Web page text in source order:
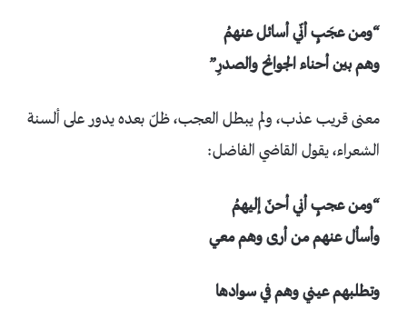
“ومن عجَبٍ أنّي أسائل عنهمُ
وهم بين أحناء الجوانح والصدرِ”
معنى قريب عذب، ولم يبطل العجب، ظلّ بعده يدور على ألسنة
الشعراء، يقول القاضي الفاضل:
“ومن عجبٍ أني أحنّ إليهمُ
وأسأل عنهم من أرى وهم معي
وتطلبهم عيني وهم في سوادها